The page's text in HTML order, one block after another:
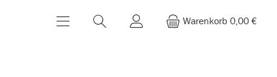
Warenkorb 0,00 €